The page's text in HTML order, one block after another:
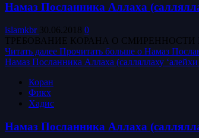
Намаз Посланника Аллаха
islamkbr 30.06.2018 0
ТРЕБОВАНИЕ КОРАНА О СМИРЕННОСТИ В
Читать далее Прочитать больше о Намаз
Намаз Посланника Аллаха (салляллаху
Коран
Фикх
Хадис
Намаз Посланника Аллаха